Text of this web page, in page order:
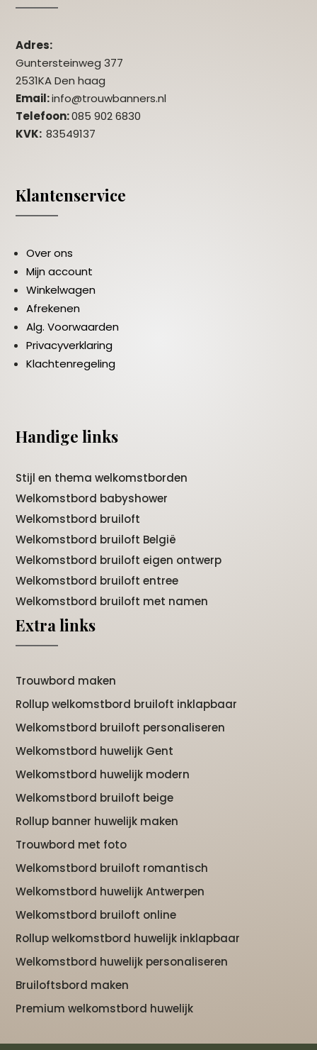
Adres:
Guntersteinweg 377
2531KA Den haag
Email:info@trouwbanners.nl
Telefoon:085 902 6830
KVK:83549137
Klantenservice
Over ons
Mijn account
Winkelwagen
Afrekenen
Alg. Voorwaarden
Privacyverklaring
Klachtenregeling
Handige links
Stijl en thema welkomstborden
Welkomstbord babyshower
Welkomstbord bruiloft
Welkomstbord bruiloft België
Welkomstbord bruiloft eigen ontwerp
Welkomstbord bruiloft entree
Welkomstbord bruiloft met namen
Extra links
Trouwbord maken
Rollup welkomstbord bruiloft inklapbaar
Welkomstbord bruiloft personaliseren
Welkomstbord huwelijk Gent
Welkomstbord huwelijk modern
Welkomstbord bruiloft beige
Rollup banner huwelijk maken
Trouwbord met foto
Welkomstbord bruiloft romantisch
Welkomstbord huwelijk Antwerpen
Welkomstbord bruiloft online
Rollup welkomstbord huwelijk inklapbaar
Welkomstbord huwelijk personaliseren
Bruiloftsbord maken
Premium welkomstbord huwelijk